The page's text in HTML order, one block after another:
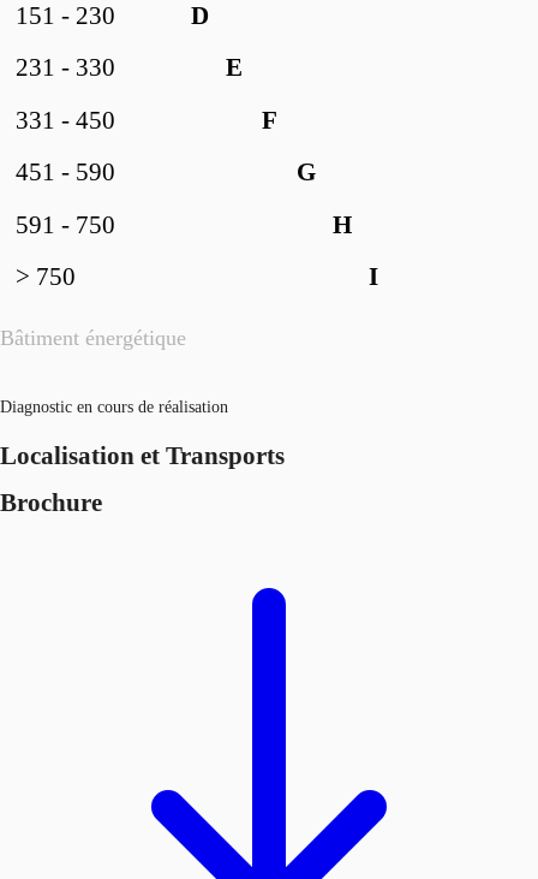
Bâtiment énergétique
D
151 - 230
E
231 - 330
F
331 - 450
G
451 - 590
H
591 - 750
I
> 750
Diagnostic en cours de réalisation
Localisation et Transports
Brochure